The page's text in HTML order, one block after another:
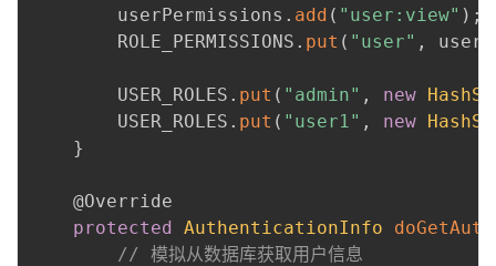
        userPermissions
. add ( "user:view" ) ;
        ROLE_PERMISSIONS
. put ( "user" ,
        USER_ROLES
. put ( "admin" , new
        USER_ROLES
. put ( "user1" , new
}
@Override
protected
AuthenticationInfo
// 模拟从数据库获取用户信息